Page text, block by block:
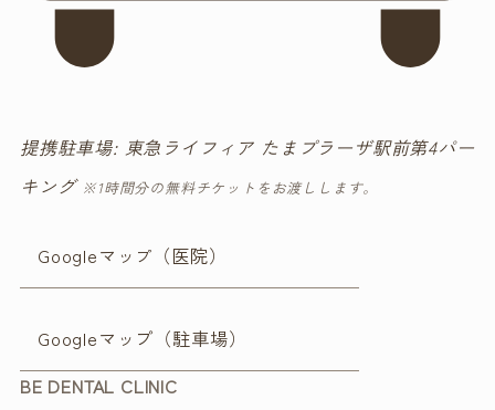
提携駐車場: 東急ライフィア たまプラーザ駅前第4パー
キング ※1時間分の無料チケットをお渡しします。
Googleマッ プ （医院）
Googleマップ（駐車場）
BE DENTAL CLINIC